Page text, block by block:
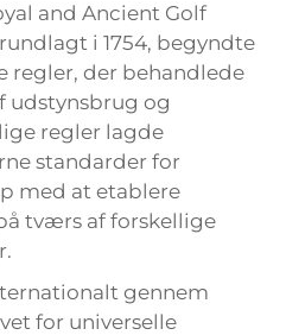
and Ancient Golf
i 1754, begyndte
regler, der behandlede
udstynsbrug og
regler lagde
standarder for
med at etablere
tværs af forskellige
gennem
for universelle